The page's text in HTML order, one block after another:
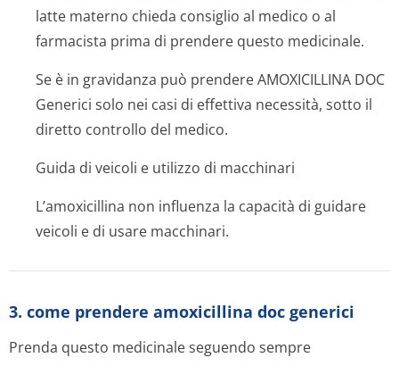
latte materno chieda consiglio al medico o al
farmacista prima di prendere questo medicinale.
Se è in gravidanza può prendere AMOXICILLINA DOC
Generici solo nei casi di effettiva necessità, sotto il
diretto controllo del medico.
Guida di veicoli e utilizzo di macchinari
L’amoxicillina non influenza la capacità di guidare
veicoli e di usare macchinari.
3. come prendere amoxicillina doc generici
Prenda questo medicinale seguendo sempre